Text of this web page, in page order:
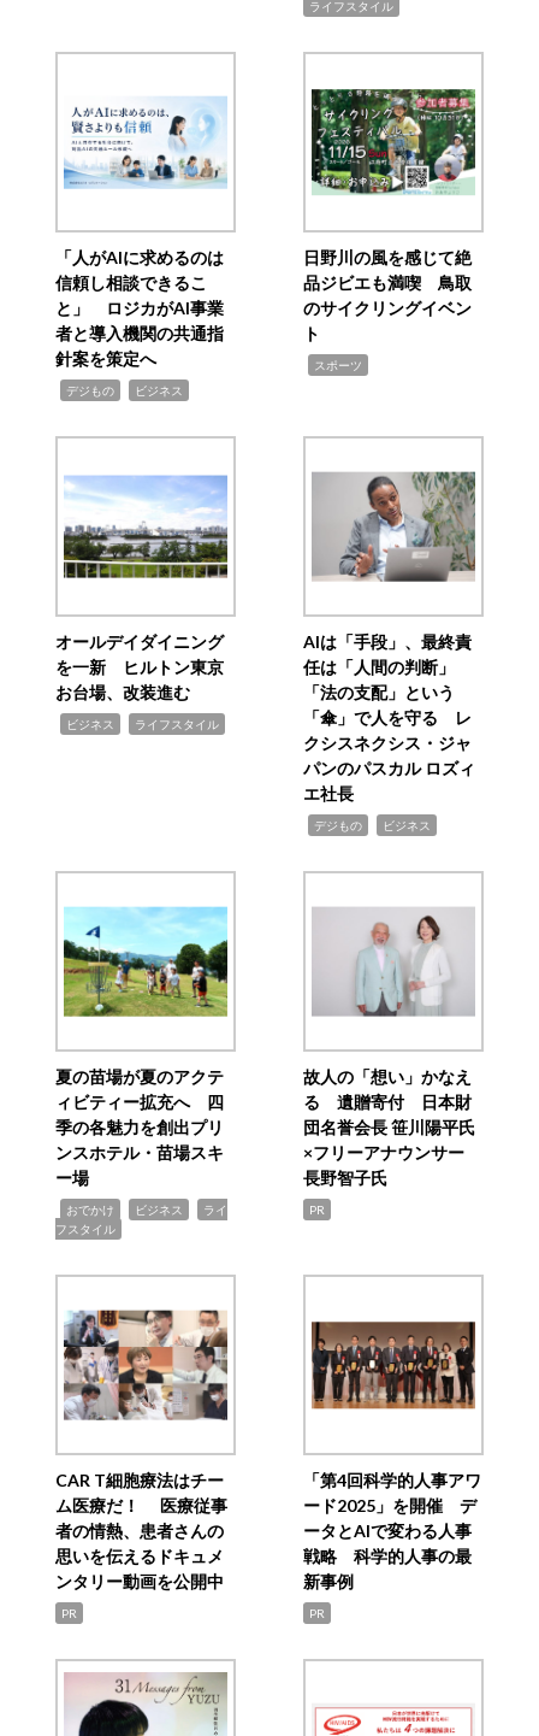
ライフスタイル
「人がAIに求めるのは
信頼し相談できるこ
と」 ロジカがAI事業
者と導入機関の共通指
針案を策定へ
デジもの ビジネス
日野川の風を感じて絶
品ジビエも満喫 鳥取
のサイクリングイベン
ト
スポーツ
オールデイダイニング
を一新 ヒルトン東京
お台場、改装進む
ビジネス ライフスタイル
AIは「手段」、最終責
任は「人間の判断」
「法の支配」という
「傘」で人を守る レ
クシスネクシス・ジャ
パンのパスカル ロズィ
エ社長
デジもの ビジネス
夏の苗場が夏のアクテ
ィビティー拡充へ 四
季の各魅力を創出プリ
ンスホテル・苗場スキ
ー場
おでかけ ビジネス
ライ
フスタイル
故人の「想い」かなえ
る 遺贈寄付 日本財
団名誉会長 笹川陽平氏
×フリーアナウンサー
長野智子氏
PR
CAR T細胞療法はチー
ム医療だ！ 医療従事
者の情熱、患者さんの
思いを伝えるドキュメ
ンタリー動画を公開中
PR
「第4回科学的人事アワ
ード2025」を開催 デ
ータとAIで変わる人事
戦略 科学的人事の最
新事例
PR